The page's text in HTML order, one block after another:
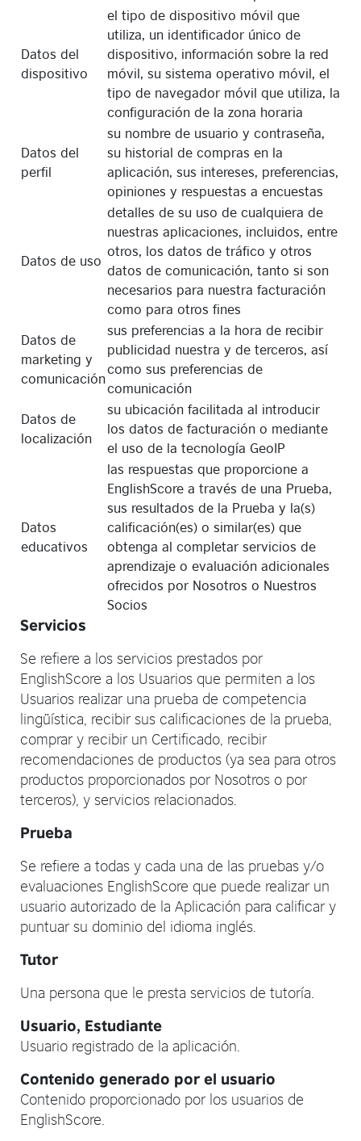
Datos del
dispositivo
el tipo de dispositivo móvil que
utiliza, un identificador único de
dispositivo, información sobre la red
móvil, su sistema operativo móvil, el
tipo de navegador móvil que utiliza, la
configuración de la zona horaria
Datos del
perfil
su nombre de usuario y contraseña,
su historial de compras en la
aplicación, sus intereses, preferencias,
opiniones y respuestas a encuestas
Datos de uso
detalles de su uso de cualquiera de
nuestras aplicaciones, incluidos, entre
otros, los datos de tráfico y otros
datos de comunicación, tanto si son
necesarios para nuestra facturación
como para otros fines
Datos de
marketing y
comunicación
sus preferencias a la hora de recibir
publicidad nuestra y de terceros, así
como sus preferencias de
comunicación
Datos de
localización
su ubicación facilitada al introducir
los datos de facturación o mediante
el uso de la tecnología GeoIP
Datos
educativos
las respuestas que proporcione a
EnglishScore a través de una Prueba,
sus resultados de la Prueba y la(s)
calificación(es) o similar(es) que
obtenga al completar servicios de
aprendizaje o evaluación adicionales
ofrecidos por Nosotros o Nuestros
Socios
Servicios
Se refiere a los servicios prestados por
EnglishScore a los Usuarios que permiten a los
Usuarios realizar una prueba de competencia
lingüística, recibir sus calificaciones de la prueba,
comprar y recibir un Certificado, recibir
recomendaciones de productos (ya sea para otros
productos proporcionados por Nosotros o por
terceros), y servicios relacionados.
Prueba
Se refiere a todas y cada una de las pruebas y/o
evaluaciones EnglishScore que puede realizar un
usuario autorizado de la Aplicación para calificar y
puntuar su dominio del idioma inglés.
Tutor
Una persona que le presta servicios de tutoría.
Usuario, Estudiante
Usuario registrado de la aplicación.
Contenido generado por el usuario
Contenido proporcionado por los usuarios de
EnglishScore.